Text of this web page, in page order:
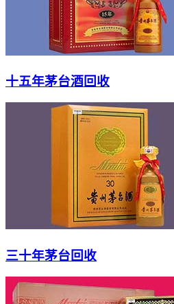
十五年茅台酒回收
三十年茅台回收